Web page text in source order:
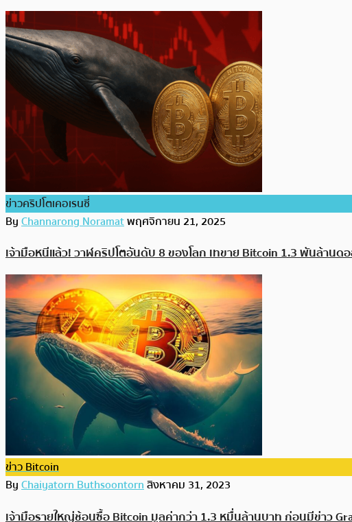
ข่าวคริปโตเคอเรนซี่
ByChannarong Noramatพฤศจิกายน 21, 2025
เจ้ามือหนีแล้ว! วาฬคริปโตอันดับ 8 ของโลก เทขาย Bitcoin 1.3 พันล้านด
ข่าว Bitcoin
ByChaiyatorn Buthsoontornสิงหาคม 31, 2023
เจ้ามือรายใหญ่ช้อนซื้อ Bitcoin มูลค่ากว่า 1.3 หมื่นล้านบาท ก่อนมีข่าว